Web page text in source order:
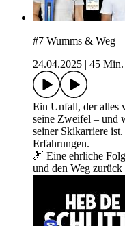
#7 Wumms & Weg
24.04.2025
45 Min.
Ein Unfall, der alles
seine Zweifel – und
seiner Skikarriere
Erfahrungen.
🎿 Eine ehrliche
und den Weg zurück